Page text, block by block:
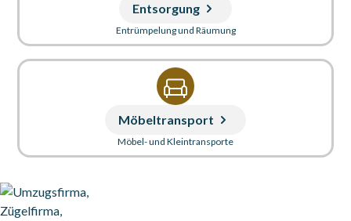
Entsorgung
Entrümpelung und Räumung
Möbeltransport
Möbel- und Kleintransporte